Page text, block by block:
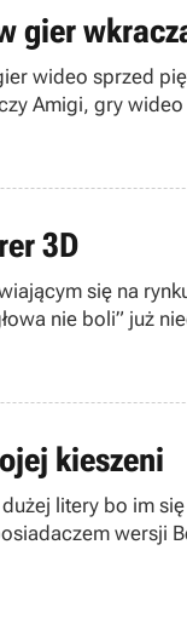
gier
wideo sprzed
Amigi, gry
3D
się na
nie boli” już
kieszeni
litery bo im
wersji